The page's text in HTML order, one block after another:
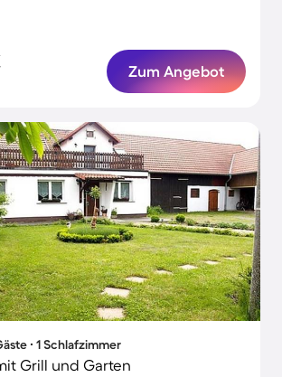
Zum Angebot
∙ 1 Schlafzimmer
Grill und Garten